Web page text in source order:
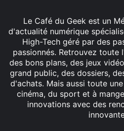
Le Café du Geek est un
d'actualité numérique
High-Tech géré par des
passionnés. Retrouvez
des bons plans, des jeux
grand public, des dossiers,
d'achats. Mais aussi toute
cinéma, du sport et à
innovations avec des